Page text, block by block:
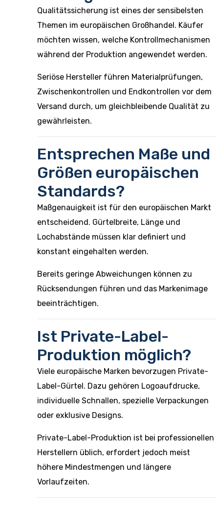
Qualitätssicherung ist eines der sensibelsten
Themen im europäischen Großhandel. Käufer
möchten wissen, welche Kontrollmechanismen
während der Produktion angewendet werden.
Seriöse Hersteller führen Materialprüfungen,
Zwischenkontrollen und Endkontrollen vor dem
Versand durch, um gleichbleibende Qualität zu
gewährleisten.
Entsprechen Maße und
Größen europäischen
Standards?
Maßgenauigkeit ist für den europäischen Markt
entscheidend. Gürtelbreite, Länge und
Lochabstände müssen klar definiert und
konstant eingehalten werden.
Bereits geringe Abweichungen können zu
Rücksendungen führen und das Markenimage
beeinträchtigen.
Ist Private-Label-
Produktion möglich?
Viele europäische Marken bevorzugen Private-
Label-Gürtel. Dazu gehören Logoaufdrucke,
individuelle Schnallen, spezielle Verpackungen
oder exklusive Designs.
Private-Label-Produktion ist bei professionellen
Herstellern üblich, erfordert jedoch meist
höhere Mindestmengen und längere
Vorlaufzeiten.